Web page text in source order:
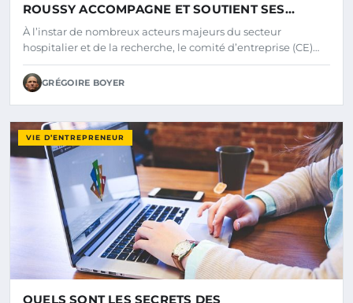
ROUSSY ACCOMPAGNE ET SOUTIENT SES
SALARIÉS EN 2025 ?
À l’instar de nombreux acteurs majeurs du secteur
hospitalier et de la recherche, le comité d’entreprise (CE)…
GRÉGOIRE BOYER
VIE D’ENTREPRENEUR
QUELS SONT LES SECRETS DES